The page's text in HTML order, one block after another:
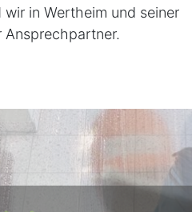
in Wertheim und seiner
Ansprechpartner.